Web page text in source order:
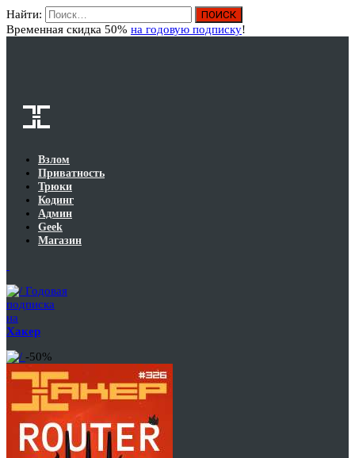
Найти:
Временная скидка 50% на годовую подписку!
Взлом
Приватность
Трюки
Кодинг
Админ
Geek
Магазин
Годовая
подписка
на
Хакер
-50%